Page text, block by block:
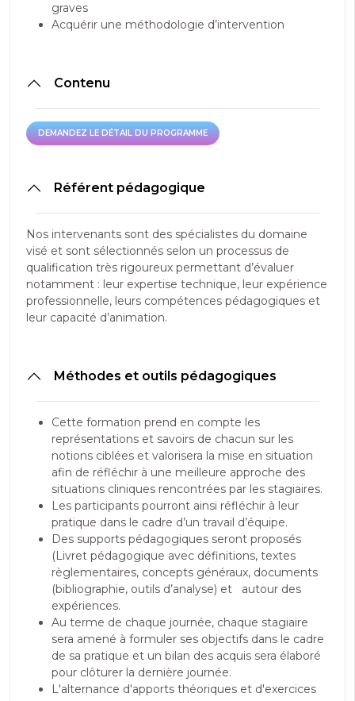
graves
Acquérir une méthodologie d’intervention
Contenu
DEMANDEZ LE DÉTAIL DU PROGRAMME
DEMANDEZ LE DÉTAIL DU PROGRAMME
Référent pédagogique
Nos intervenants sont des spécialistes du domaine
visé et sont sélectionnés selon un processus de
qualification très rigoureux permettant d’évaluer
notamment : leur expertise technique, leur expérience
professionnelle, leurs compétences pédagogiques et
leur capacité d’animation.
Méthodes et outils pédagogiques
Cette formation prend en compte les
représentations et savoirs de chacun sur les
notions ciblées et valorisera la mise en situation
afin de réfléchir à une meilleure approche des
situations cliniques rencontrées par les stagiaires.
Les participants pourront ainsi réfléchir à leur
pratique dans le cadre d’un travail d’équipe.
Des supports pédagogiques seront proposés
(Livret pédagogique avec définitions, textes
règlementaires, concepts généraux, documents
(bibliographie, outils d’analyse) et autour des
expériences.
Au terme de chaque journée, chaque stagiaire
sera amené à formuler ses objectifs dans le cadre
de sa pratique et un bilan des acquis sera élaboré
pour clôturer la dernière journée.
L'alternance d'apports théoriques et d'exercices